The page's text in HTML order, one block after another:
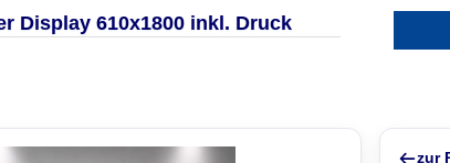
Display 610x1800 inkl. Druck
zur